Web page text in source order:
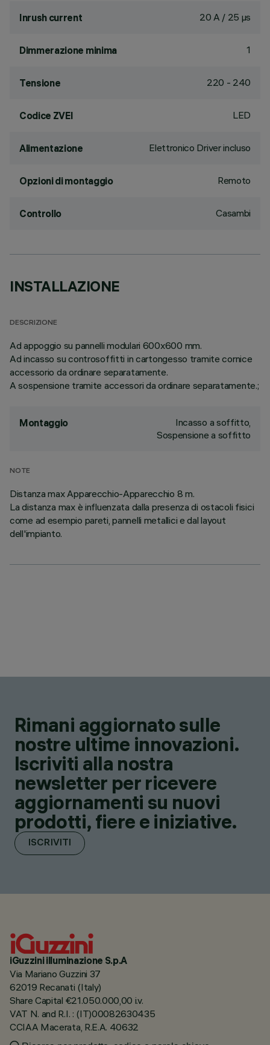
Inrush current 20 A / 25 µs
Dimmerazione minima 1
Tensione 220 - 240
Codice ZVEI LED
Alimentazione Elettronico Driver incluso
Opzioni di montaggio Remoto
Controllo Casambi
INSTALLAZIONE
DESCRIZIONE
Ad appoggio su pannelli modulari 600x600 mm.
Ad incasso su controsoffitti in cartongesso tramite cornice
accessorio da ordinare separatamente.
A sospensione tramite accessori da ordinare separatamente.;
Montaggio
Incasso a soffitto,
Sospensione a soffitto
NOTE
Distanza max Apparecchio-Apparecchio 8 m.
La distanza max è influenzata dalla presenza di ostacoli fisici
come ad esempio pareti, pannelli metallici e dal layout
dell'impianto.
Rimani aggiornato sulle
nostre ultime innovazioni.
Iscriviti alla nostra
newsletter per ricevere
aggiornamenti su nuovi
prodotti, fiere e iniziative.
ISCRIVITI
iGuzzini illuminazione S.p.A
Via Mariano Guzzini 37
62019 Recanati (Italy)
Share Capital €21.050.000,00 i.v.
VAT N. and R.I. : (IT)00082630435
CCIAA Macerata, R.E.A. 40632